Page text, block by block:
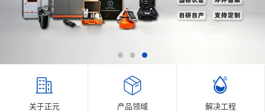
关于正元 产品领域 解决工程